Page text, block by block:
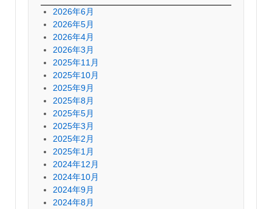
2026年6月
2026年5月
2026年4月
2026年3月
2025年11月
2025年10月
2025年9月
2025年8月
2025年5月
2025年3月
2025年2月
2025年1月
2024年12月
2024年10月
2024年9月
2024年8月